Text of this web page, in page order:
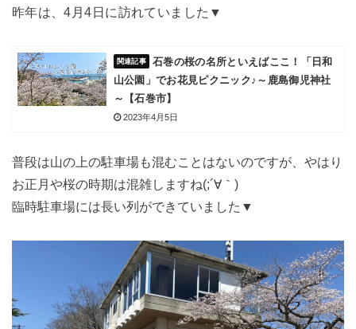
昨年は、4月4日に訪れていました▼
石巻の桜の名所といえばここ！「日和
山公園」でお花見ピクニック♪～鹿島御児神社
～【石巻市】
2023年4月5日
普段は山の上の駐車場も混むことはないのですが、やはり
お正月や桜の時期は混雑しますね(;´∀｀)
臨時駐車場には長い列ができていました▼